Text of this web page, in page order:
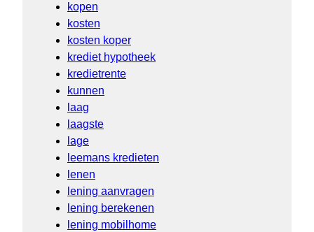
kopen
kosten
kosten koper
krediet hypotheek
kredietrente
kunnen
laag
laagste
lage
leemans kredieten
lenen
lening aanvragen
lening berekenen
lening mobilhome